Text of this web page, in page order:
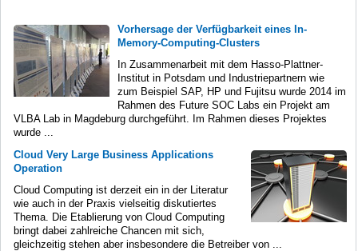
Vorhersage der Verfügbarkeit eines In-
Memory-Computing-Clusters
In Zusammenarbeit mit dem Hasso-Plattner-
Institut in Potsdam und Industriepartnern wie
zum Beispiel SAP, HP und Fujitsu wurde 2014 im
Rahmen des Future SOC Labs ein Projekt am
VLBA Lab in Magdeburg durchgeführt. Im Rahmen dieses Projektes
wurde ...
Cloud Very Large Business Applications
Operation
Cloud Computing ist derzeit ein in der Literatur
wie auch in der Praxis vielseitig diskutiertes
Thema. Die Etablierung von Cloud Computing
bringt dabei zahlreiche Chancen mit sich,
gleichzeitig stehen aber insbesondere die Betreiber von ...